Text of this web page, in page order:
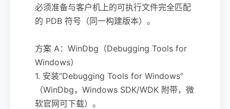
必须准备与客户机上的可执行文件完全匹配
的 PDB 符号（同一构建版本）。
方案 A：WinDbg（Debugging Tools for
Windows）
1. 安装“Debugging Tools for Windows”
（WinDbg，Windows SDK/WDK 附带，微
软官网可下载）。